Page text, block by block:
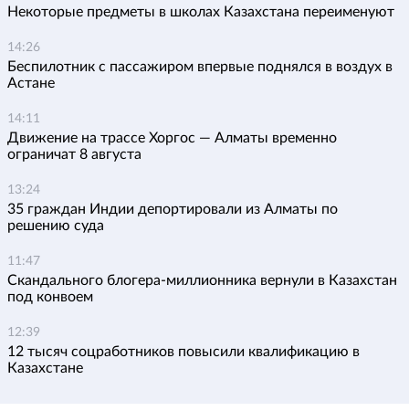
Некоторые предметы в школах Казахстана переименуют
14:26
Беспилотник с пассажиром впервые поднялся в воздух в
Астане
14:11
Движение на трассе Хоргос — Алматы временно
ограничат 8 августа
13:24
35 граждан Индии депортировали из Алматы по
решению суда
11:47
Скандального блогера-миллионника вернули в Казахстан
под конвоем
12:39
12 тысяч соцработников повысили квалификацию в
Казахстане